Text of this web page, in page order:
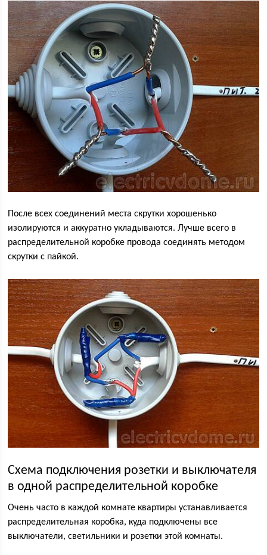
После всех соединений места скрутки хорошенько
изолируются и аккуратно укладываются. Лучше всего в
распределительной коробке провода соединять методом
скрутки с пайкой.
Схема подключения розетки и выключателя
в одной распределительной коробке
Очень часто в каждой комнате квартиры устанавливается
распределительная коробка, куда подключены все
выключатели, светильники и розетки этой комнаты.